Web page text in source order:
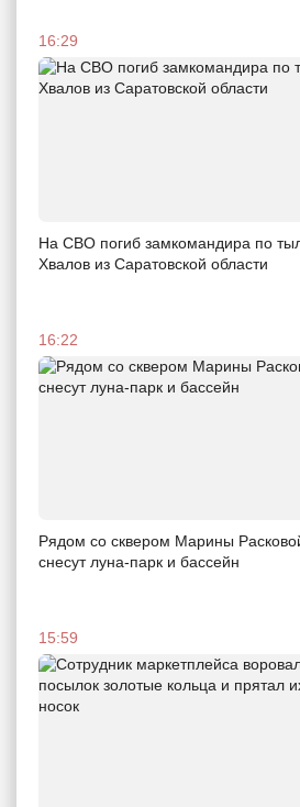
16:29
На СВО погиб замкомандира по
Хвалов из Саратовской области
16:22
Рядом со сквером Марины
снесут луна-парк и бассейн
15:59